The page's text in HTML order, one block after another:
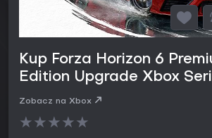
Kup Forza Horizon 6
Edition Upgrade Xbox
Zobacz na Xbox
★★★★★